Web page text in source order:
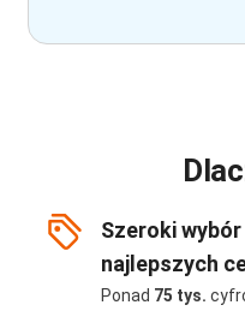
Szeroki wybór
najlepszych
Ponad 75 tys.